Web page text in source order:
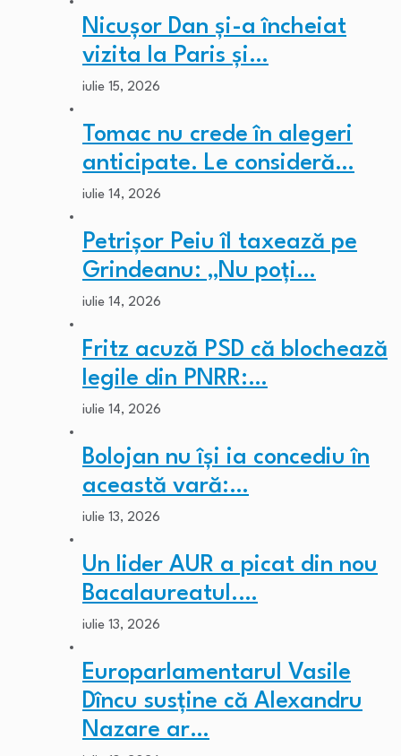
Nicușor Dan și-a încheiat
vizita la Paris și…
iulie 15, 2026
Tomac nu crede în alegeri
anticipate. Le consideră…
iulie 14, 2026
Petrișor Peiu îl taxează pe
Grindeanu: „Nu poți…
iulie 14, 2026
Fritz acuză PSD că blochează
legile din PNRR:…
iulie 14, 2026
Bolojan nu își ia concediu în
această vară:…
iulie 13, 2026
Un lider AUR a picat din nou
Bacalaureatul.…
iulie 13, 2026
Europarlamentarul Vasile
Dîncu susține că Alexandru
Nazare ar…